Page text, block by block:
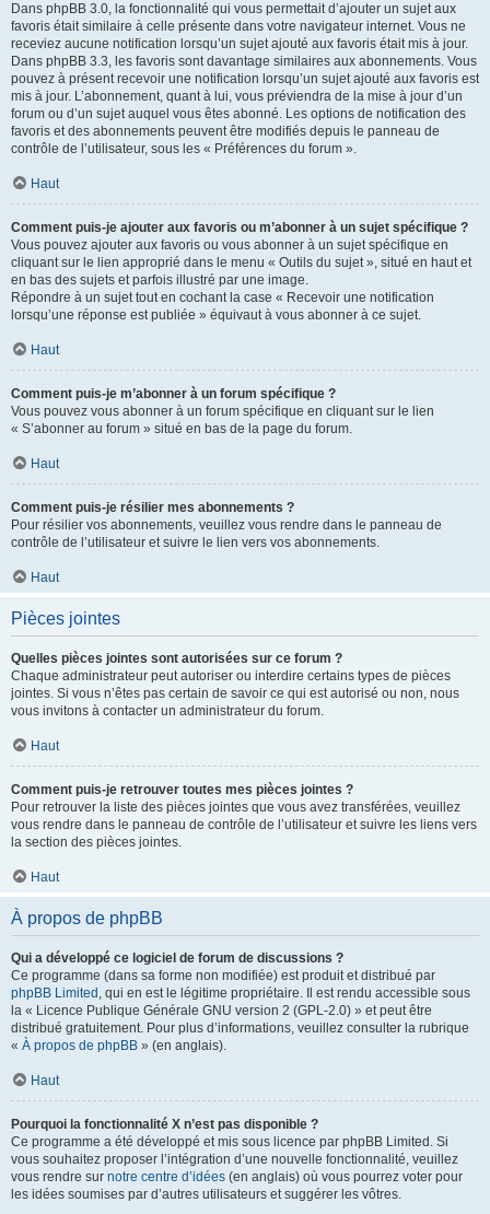
Dans phpBB 3.0, la fonctionnalité qui vous permettait d’ajouter un sujet aux
favoris était similaire à celle présente dans votre navigateur internet. Vous ne
receviez aucune notification lorsqu’un sujet ajouté aux favoris était mis à jour.
Dans phpBB 3.3, les favoris sont davantage similaires aux abonnements. Vous
pouvez à présent recevoir une notification lorsqu’un sujet ajouté aux favoris est
mis à jour. L’abonnement, quant à lui, vous préviendra de la mise à jour d’un
forum ou d’un sujet auquel vous êtes abonné. Les options de notification des
favoris et des abonnements peuvent être modifiés depuis le panneau de
contrôle de l’utilisateur, sous les « Préférences du forum ».
Haut
Comment puis-je ajouter aux favoris ou m’abonner à un sujet spécifique ?
Vous pouvez ajouter aux favoris ou vous abonner à un sujet spécifique en
cliquant sur le lien approprié dans le menu « Outils du sujet », situé en haut et
en bas des sujets et parfois illustré par une image.
Répondre à un sujet tout en cochant la case « Recevoir une notification
lorsqu’une réponse est publiée » équivaut à vous abonner à ce sujet.
Haut
Comment puis-je m’abonner à un forum spécifique ?
Vous pouvez vous abonner à un forum spécifique en cliquant sur le lien
« S’abonner au forum » situé en bas de la page du forum.
Haut
Comment puis-je résilier mes abonnements ?
Pour résilier vos abonnements, veuillez vous rendre dans le panneau de
contrôle de l’utilisateur et suivre le lien vers vos abonnements.
Haut
Pièces jointes
Quelles pièces jointes sont autorisées sur ce forum ?
Chaque administrateur peut autoriser ou interdire certains types de pièces
jointes. Si vous n’êtes pas certain de savoir ce qui est autorisé ou non, nous
vous invitons à contacter un administrateur du forum.
Haut
Comment puis-je retrouver toutes mes pièces jointes ?
Pour retrouver la liste des pièces jointes que vous avez transférées, veuillez
vous rendre dans le panneau de contrôle de l’utilisateur et suivre les liens vers
la section des pièces jointes.
Haut
À propos de phpBB
Qui a développé ce logiciel de forum de discussions ?
Ce programme (dans sa forme non modifiée) est produit et distribué par
phpBB Limited , qui en est le légitime propriétaire. Il est rendu accessible sous
la « Licence Publique Générale GNU version 2 (GPL-2.0) » et peut être
distribué gratuitement. Pour plus d’informations, veuillez consulter la rubrique
« À propos de phpBB » (en anglais).
Haut
Pourquoi la fonctionnalité X n’est pas disponible ?
Ce programme a été développé et mis sous licence par phpBB Limited. Si
vous souhaitez proposer l’intégration d’une nouvelle fonctionnalité, veuillez
vous rendre sur notre centre d’idées (en anglais) où vous pourrez voter pour
les idées soumises par d’autres utilisateurs et suggérer les vôtres.